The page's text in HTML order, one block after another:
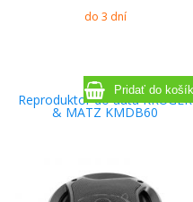
do 3 dní
Reproduktor do auta KRUGER
& MATZ KMDB60